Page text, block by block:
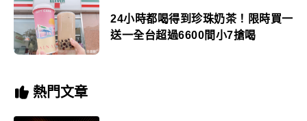
24小時都喝得到珍珠奶茶！限時買一
送一全台超過6600間小7搶喝
熱門文章